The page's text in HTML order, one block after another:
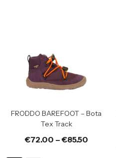
FRODDO BAREFOOT – Bota
Tex Track
€72.00 – €85.50